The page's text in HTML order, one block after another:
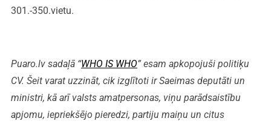
301.-350.vietu.
Puaro.lv sadaļā “WHO IS WHO” esam apkopojuši politiķu
CV. Šeit varat uzzināt, cik izglītoti ir Saeimas deputāti un
ministri, kā arī valsts amatpersonas, viņu parādsaistību
apjomu, iepriekšējo pieredzi, partiju maiņu un citus